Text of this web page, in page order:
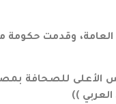
العامة، وقدمت
المجلس الأعلى
العربي ))